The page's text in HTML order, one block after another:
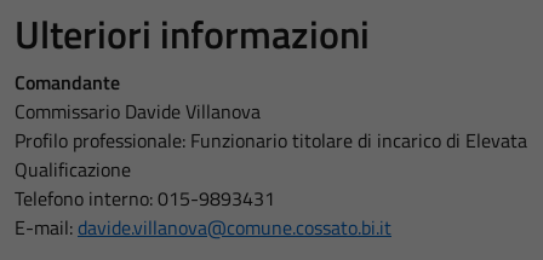
Ulteriori informazioni
Comandante
Commissario Davide Villanova
Profilo professionale: Funzionario titolare di incarico di Elevata
Qualificazione
Telefono interno: 015-9893431
E-mail: davide.villanova@comune.cossato.bi.it